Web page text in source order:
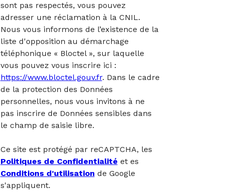
sont pas respectés, vous pouvez
adresser une réclamation à la CNIL.
Nous vous informons de l’existence de la
liste d'opposition au démarchage
téléphonique « Bloctel », sur laquelle
vous pouvez vous inscrire ici :
https://www.bloctel.gouv.fr. Dans le cadre
de la protection des Données
personnelles, nous vous invitons à ne
pas inscrire de Données sensibles dans
le champ de saisie libre.
Ce site est protégé par reCAPTCHA, les
Politiques de Confidentialité et es
Conditions d'utilisation de Google
s'appliquent.